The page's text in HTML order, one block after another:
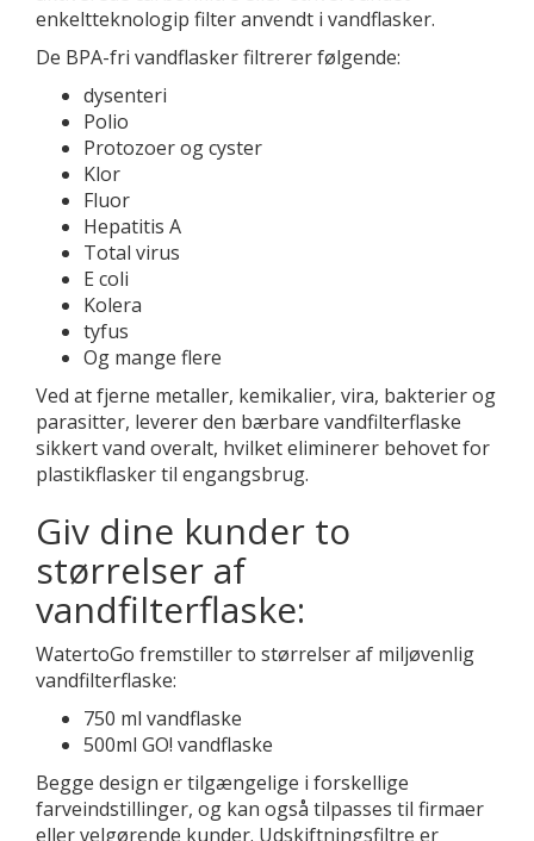
enkeltteknologip filter anvendt i vandflasker.
De BPA-fri vandflasker filtrerer følgende:
dysenteri
Polio
Protozoer og cyster
Klor
Fluor
Hepatitis A
Total virus
E coli
Kolera
tyfus
Og mange flere
Ved at fjerne metaller, kemikalier, vira, bakterier og
parasitter, leverer den bærbare vandfilterflaske
sikkert vand overalt, hvilket eliminerer behovet for
plastikflasker til engangsbrug.
Giv dine kunder to
størrelser af
vandfilterflaske:
WatertoGo fremstiller to størrelser af miljøvenlig
vandfilterflaske:
750 ml vandflaske
500ml GO! vandflaske
Begge design er tilgængelige i forskellige
farveindstillinger, og kan også tilpasses til firmaer
eller velgørende kunder. Udskiftningsfiltre er